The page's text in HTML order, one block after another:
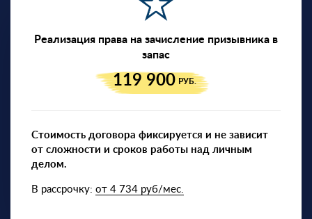
Реализация права на зачисление призывника в
запас
119 900 РУБ.
Стоимость договора фиксируется и не зависит
от сложности и сроков работы над личным
делом.
В рассрочку: от 4 734 руб/мес.